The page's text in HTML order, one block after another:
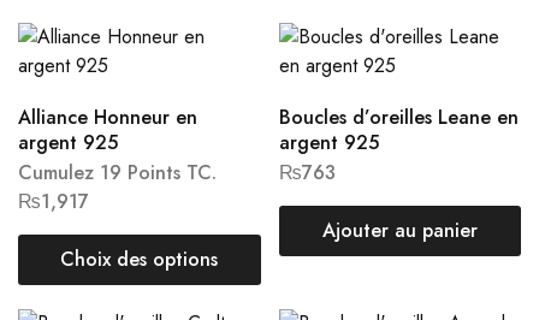
Alliance Honneur en
argent 925
Cumulez 19 Points TC.
₨1,917
Choix des options
Boucles d’oreilles Leane en
argent 925
₨763
Ajouter au panier